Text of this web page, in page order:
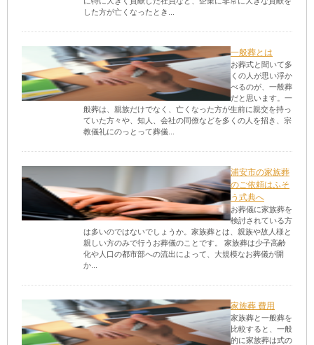
した方が亡くなったとき...
一般葬とは
お葬式と聞いて多
くの人が思い浮か
べるのが、一般葬
だと思います。一
般葬は、親族だけでなく、亡くなった方が生前に親交を持っ
ていた方々や、知人、会社の同僚などを多くの人を招き、宗
教儀礼にのっとって葬儀...
浦安市の家族葬
のご依頼はふそ
う式典へ
お葬儀に家族葬を
検討されている方
は多いのではないでしょうか。家族葬とは、親族や故人様と
親しい方のみで行うお葬儀のことです。 家族葬は少子高齢
化や人口の都市部への流出によって、大規模なお葬儀が開
か...
家族葬 費用
家族葬と一般葬を
比較すると、一般
的に家族葬は式の